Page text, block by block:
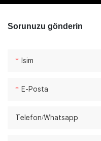
Sorunuzu gönderin
Isim
E-Posta
Telefon/whatsapp